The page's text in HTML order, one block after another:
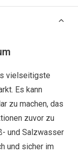
vielseitigste
Es kann
zu machen, das
zuvor zu
und Salzwasser
und sicher im